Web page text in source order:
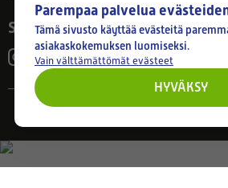
Seuraa meitä
Parempaa palvelua
Tämä sivusto käyttää evästeitä
asiakaskokemuksen luomiseksi.
Vain välttämättömät evästeet
HYVÄKSY